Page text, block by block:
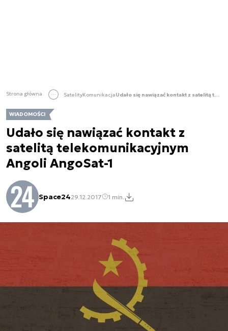
Strona główna SatelityKomunikacja Udało się nawiązać kontakt z satelitą telekomunikacyjnym Angoli AngoSat-1
WIADOMOŚCI
Udało się nawiązać kontakt z
satelitą telekomunikacyjnym
Angoli AngoSat-1
Space2429.12.2017 1 min.